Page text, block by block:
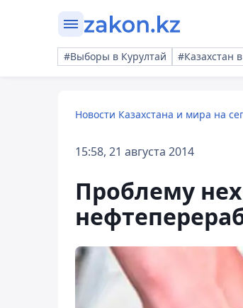
#Выборы в Курултай #Казахстан
Новости Казахстана и мира на
15:58, 21 августа 2014
Проблему